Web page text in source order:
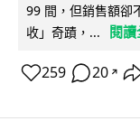
99 間，但銷售額卻
收」奇蹟，...
閱
259 20 ↗